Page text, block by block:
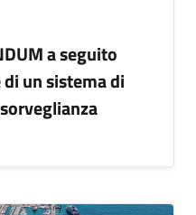
a seguito
un sistema di